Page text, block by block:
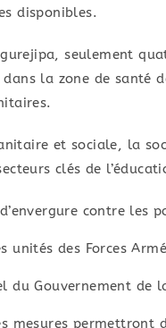
disponibles.
seulement
la zone de santé
et sociale, la
clés de
contre les
des Forces
du Gouvernement
mesures